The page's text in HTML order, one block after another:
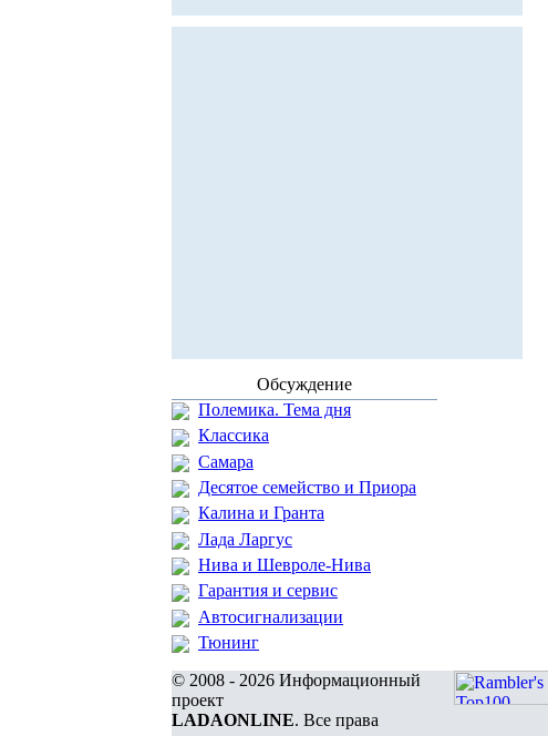
Обсуждение
Полемика. Тема дня
Классика
Самара
Десятое семейство и Приора
Калина и Гранта
Лада Ларгус
Нива и Шевроле-Нива
Гарантия и сервис
Автосигнализации
Тюнинг
© 2008 - 2026 Информационный
проект
LADAONLINE. Все права